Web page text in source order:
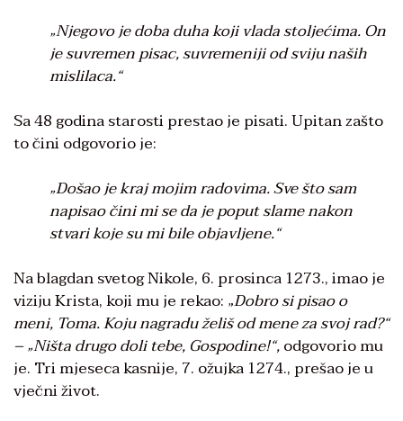
„Njegovo je doba duha koji vlada stoljećima. On
je suvremen pisac, suvremeniji od sviju naših
mislilaca.“
Sa 48 godina starosti prestao je pisati. Upitan zašto
to čini odgovorio je:
„Došao je kraj mojim radovima. Sve što sam
napisao čini mi se da je poput slame nakon
stvari koje su mi bile objavljene.“
Na blagdan svetog Nikole, 6. prosinca 1273., imao je
viziju Krista, koji mu je rekao: „Dobro si pisao o
meni, Toma. Koju nagradu želiš od mene za svoj rad?“
– „Ništa drugo doli tebe, Gospodine!“,odgovorio mu
je. Tri mjeseca kasnije, 7. ožujka 1274., prešao je u
vječni život.